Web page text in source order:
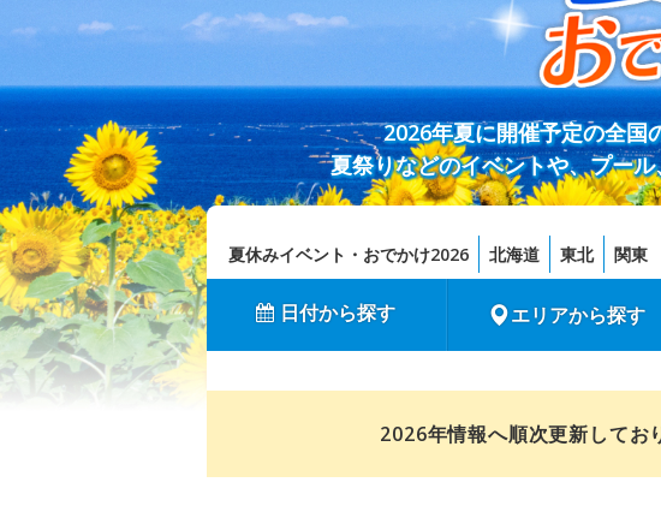
2026年夏に開催予定の全国
夏祭りなどのイベントや、プー
夏休みイベント・おでかけ2026 北海道 東北 関東
日付から探す エリアから探す
2026年情報へ順次更新してお